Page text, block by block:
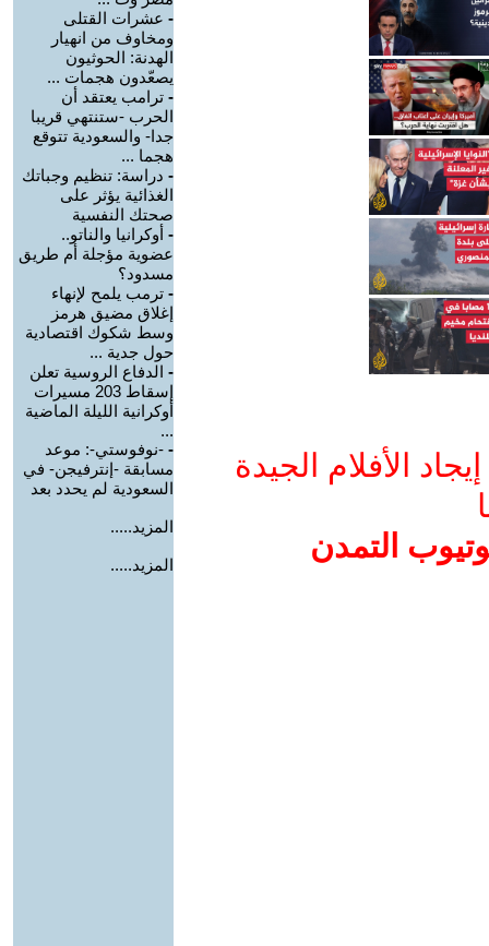
الأفلام الجيدة
التمدن
- عشرات القتلى
ومخاوف من انهيار
الهدنة: الحوثيون
يصعّدون هجمات ...
- ترامب يعتقد أن
الحرب -ستنتهي قريبا
جدا- والسعودية تتوقع
هجما ...
- دراسة: تنظيم وجباتك
الغذائية يؤثر على
صحتك النفسية
- أوكرانيا والناتو..
عضوية مؤجلة أم طريق
مسدود؟
- ترمب يلمح لإنهاء
إغلاق مضيق هرمز
وسط شكوك اقتصادية
حول جدية ...
- الدفاع الروسية تعلن
إسقاط 203 مسيرات
أوكرانية الليلة الماضية
...
- -نوفوستي-: موعد
مسابقة -إنترفيجن- في
السعودية لم يحدد بعد
المزيد.....
المزيد.....